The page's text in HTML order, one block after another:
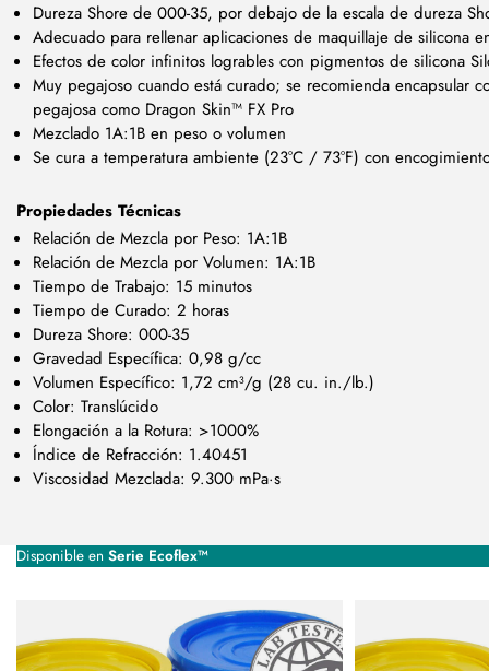
Dureza Shore de 000-35, por debajo de la escala de dureza
Adecuado para rellenar aplicaciones de maquillaje de silicona
Efectos de color infinitos logrables con pigmentos de silicona
Muy pegajoso cuando está curado; se recomienda encapsular
pegajosa como Dragon Skin™ FX Pro
Mezclado 1A:1B en peso o volumen
Se cura a temperatura ambiente (23°C / 73°F) con
Propiedades Técnicas
Relación de Mezcla por Peso: 1A:1B
Relación de Mezcla por Volumen: 1A:1B
Tiempo de Trabajo: 15 minutos
Tiempo de Curado: 2 horas
Dureza Shore: 000-35
Gravedad Específica: 0,98 g/cc
Volumen Específico: 1,72 cm³/g (28 cu. in./lb.)
Color: Translúcido
Elongación a la Rotura: >1000%
Índice de Refracción: 1.40451
Viscosidad Mezclada: 9.300 mPa·s
Disponible en Serie Ecoflex™